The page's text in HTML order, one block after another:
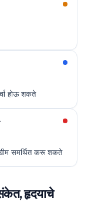
होऊ शकते
समर्थित करू शकते
हृदयाचे